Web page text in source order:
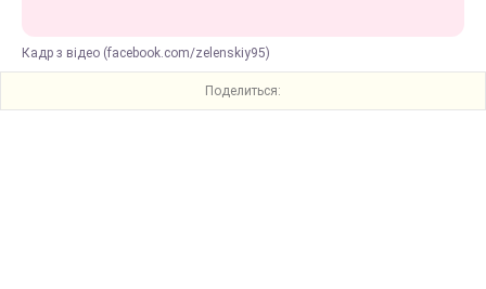
Кадр з відео (facebook.com/zelenskiy95)
Поделиться: